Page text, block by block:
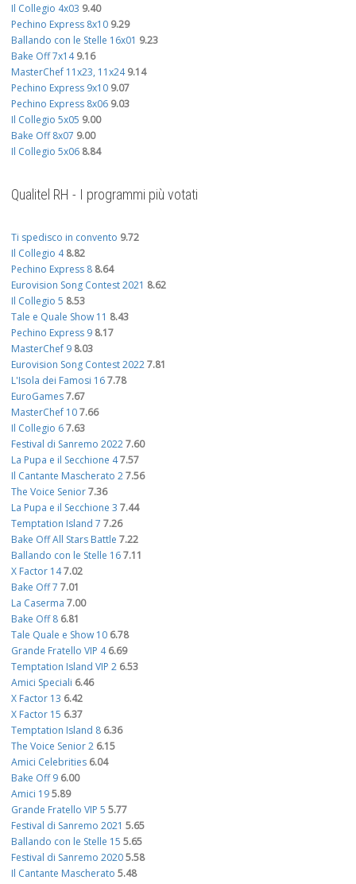
Il Collegio 4x03 9.40
Pechino Express 8x10 9.29
Ballando con le Stelle 16x01 9.23
Bake Off 7x14 9.16
MasterChef 11x23, 11x24 9.14
Pechino Express 9x10 9.07
Pechino Express 8x06 9.03
Il Collegio 5x05 9.00
Bake Off 8x07 9.00
Il Collegio 5x06 8.84
Qualitel RH - I programmi più votati
Ti spedisco in convento 9.72
Il Collegio 4 8.82
Pechino Express 8 8.64
Eurovision Song Contest 2021 8.62
Il Collegio 5 8.53
Tale e Quale Show 11 8.43
Pechino Express 9 8.17
MasterChef 9 8.03
Eurovision Song Contest 20227.81
L'Isola dei Famosi 167.78
EuroGames7.67
MasterChef 107.66
Il Collegio 67.63
Festival di Sanremo 20227.60
La Pupa e il Secchione 47.57
Il Cantante Mascherato 27.56
The Voice Senior7.36
La Pupa e il Secchione 3 7.44
Temptation Island 7 7.26
Bake Off All Stars Battle 7.22
Ballando con le Stelle 167.11
X Factor 147.02
Bake Off 7 7.01
La Caserma 7.00
Bake Off 8 6.81
Tale Quale e Show 10 6.78
Grande Fratello VIP 4 6.69
Temptation Island VIP 2 6.53
Amici Speciali 6.46
X Factor 13 6.42
X Factor 15 6.37
Temptation Island 8 6.36
The Voice Senior 2 6.15
Amici Celebrities 6.04
Bake Off 9 6.00
Amici 195.89
Grande Fratello VIP 5 5.77
Festival di Sanremo 2021 5.65
Ballando con le Stelle 15 5.65
Festival di Sanremo 20205.58
Il Cantante Mascherato 5.48